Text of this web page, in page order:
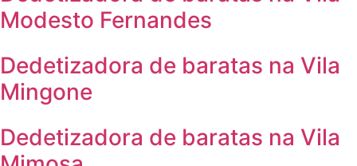
Modesto Fernandes
Dedetizadora de baratas na Vila
Mingone
Dedetizadora de baratas na Vila